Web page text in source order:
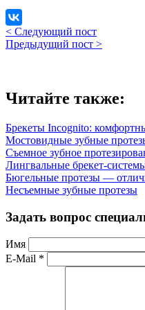
< Следующий пост
Предыдущий пост >
Читайте также:
Брекеты Incognito:
Мостовидные зубные
Съемное зубное
Лингвальные брекет-
Бюгельные протезы —
Несъемные зубные протезы
Задать вопрос
Имя
E-Mail *